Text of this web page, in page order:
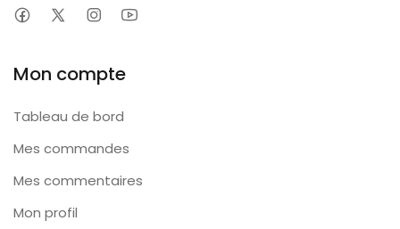
Mon compte
Tableau de bord
Mes commandes
Mes commentaires
Mon profil